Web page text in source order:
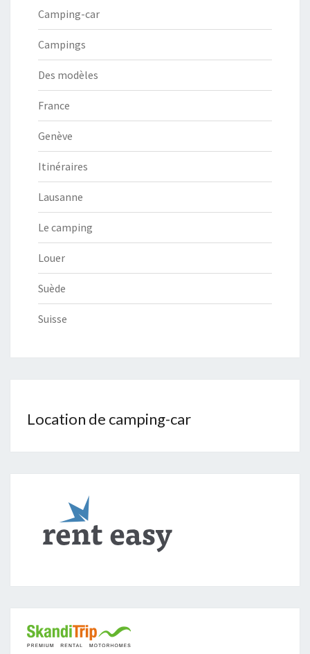
Camping-car
Campings
Des modèles
France
Genève
Itinéraires
Lausanne
Le camping
Louer
Suède
Suisse
Location de camping-car